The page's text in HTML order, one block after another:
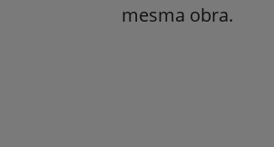
mesma obra.